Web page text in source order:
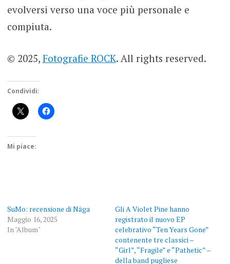
evolversi verso una voce più personale e
compiuta.
© 2025, Fotografie ROCK. All rights reserved.
Condividi:
Mi piace:
SuMo: recensione di Nāga
Maggio 16, 2025
In "Album"
Gli A Violet Pine hanno
registrato il nuovo EP
celebrativo “Ten Years Gone”
contenente tre classici –
“Girl”, “Fragile” e “Pathetic” –
della band pugliese